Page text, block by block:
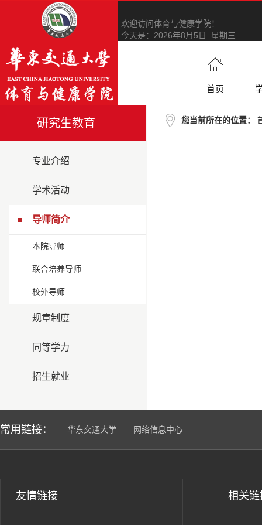
欢迎访问体育与健康学院！
今天是： 2026年8月5日 星期三
首页
研究生教育
专业介绍
学术活动
导师简介
本院导师
联合培养导师
校外导师
规章制度
同等学力
招生就业
您当前所在的位置：
常用链接： 华东交通大学 网络信息中心
友情链接 相关链